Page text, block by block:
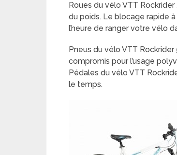
Roues du vélo VTT
du poids. Le blocage rapide
l’heure de ranger votre vélo
Pneus du vélo VTT
compromis pour l’usage
Pédales du vélo VTT
le temps.